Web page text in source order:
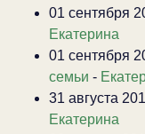
01 сентября
Екатерина
01 сентября
семьи -
31 августа
Екатерина